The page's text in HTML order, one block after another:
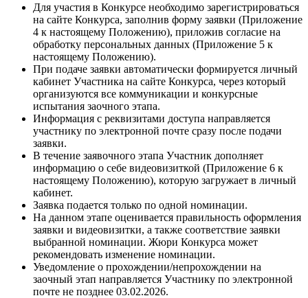
Для участия в Конкурсе необходимо зарегистрироваться
на сайте Конкурса, заполнив форму заявки (Приложение
4 к настоящему Положению), приложив согласие на
обработку персональных данных (Приложение 5 к
настоящему Положению).
При подаче заявки автоматически формируется личный
кабинет Участника на сайте Конкурса, через который
организуются все коммуникации и конкурсные
испытания заочного этапа.
Информация с реквизитами доступа направляется
участнику по электронной почте сразу после подачи
заявки.
В течение заявочного этапа Участник дополняет
информацию о себе видеовизиткой (Приложение 6 к
настоящему Положению), которую загружает в личный
кабинет.
Заявка подается только по одной номинации.
На данном этапе оценивается правильность оформления
заявки и видеовизитки, а также соответствие заявки
выбранной номинации. Жюри Конкурса может
рекомендовать изменение номинации.
Уведомление о прохождении/непрохождении на
заочный этап направляется Участнику по электронной
почте не позднее 03.02.2026.